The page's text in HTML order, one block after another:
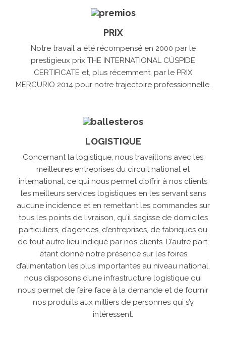
PRIX
Notre travail a été récompensé en 2000 par le
prestigieux prix THE INTERNATIONAL CÚSPIDE
CERTIFICATE et, plus récemment, par le PRIX
MERCURIO 2014 pour notre trajectoire professionnelle.
LOGISTIQUE
Concernant la logistique, nous travaillons avec les
meilleures entreprises du circuit national et
international, ce qui nous permet d’offrir à nos clients
les meilleurs services logistiques en les servant sans
aucune incidence et en remettant les commandes sur
tous les points de livraison, qu’il s’agisse de domiciles
particuliers, d’agences, d’entreprises, de fabriques ou
de tout autre lieu indiqué par nos clients. D’autre part,
étant donné notre présence sur les foires
d’alimentation les plus importantes au niveau national,
nous disposons d’une infrastructure logistique qui
nous permet de faire face à la demande et de fournir
nos produits aux milliers de personnes qui s’y
intéressent.